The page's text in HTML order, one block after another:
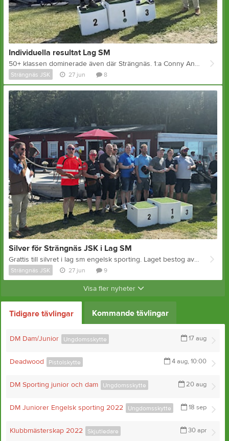
Individuella resultat Lag SM
50+ klassen dominerade även där Strängnäs. 1:a Conny Andersson 2:a Kenneth Smedberg och 3:a Lars Larsson efter särskjutning mot en dansk
Strängnäs JSK 27 jun 8
Silver för Strängnäs JSK i Lag SM
Grattis till silvret i lag sm engelsk sporting. Laget bestog av Conny Andersson, Kenneth Smedberg och Per Fredriksson
Strängnäs JSK 27 jun 9
Visa fler nyheter
Tidigare tävlingar Kommande tävlingar
17 aug
Ungdomsskytte
DM Dam/Junior
4 aug, 10:00
Pistolskytte
Deadwood
20 aug
Ungdomsskytte
DM Sporting junior och dam
18 sep
Ungdomsskytte
DM Juniorer Engelsk sporting 2022
30 apr
Skjutledare
Klubbmästerskap 2022